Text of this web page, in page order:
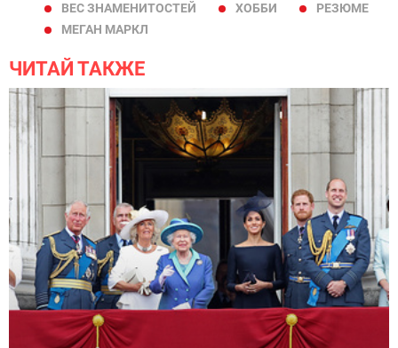
ВЕС ЗНАМЕНИТОСТЕЙ
ХОББИ
РЕЗЮМЕ
МЕГАН МАРКЛ
ЧИТАЙ ТАКЖЕ